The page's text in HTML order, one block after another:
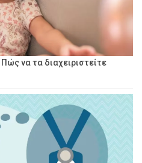
να τα διαχειριστείτε